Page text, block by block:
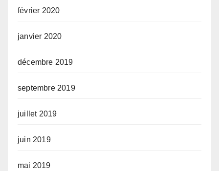
février 2020
janvier 2020
décembre 2019
septembre 2019
juillet 2019
juin 2019
mai 2019